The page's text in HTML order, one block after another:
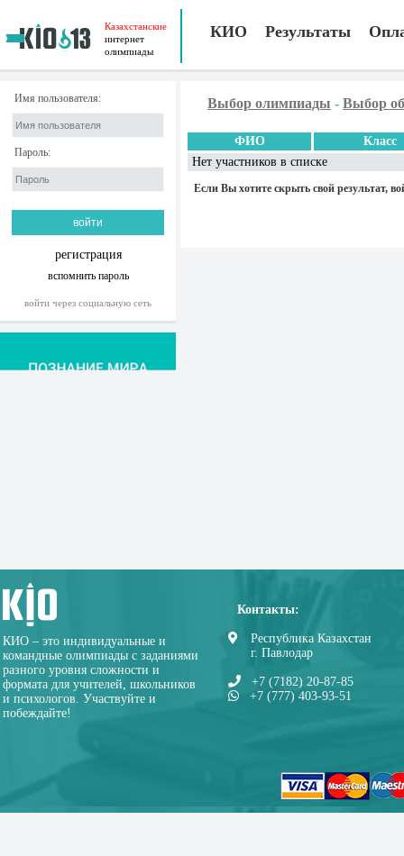
Казахстанские
интернет
олимпиады
КИО Результаты
Имя пользователя:
Пароль:
регистрация
вспомнить пароль
войти через социальную сеть
Выбор олимпиады - Выбор
ФИО
Класс
Нет участников в списке
Если Вы хотите скрыть свой результат,
КИО – это индивидуальные и
командные олимпиады с заданиями
разного уровня сложности и
формата для учителей, школьников
и психологов. Участвуйте и
побеждайте!
Контакты:
Республика Казахстан
г. Павлодар
+7 (7182) 20-87-85
+7 (777) 403-93-51